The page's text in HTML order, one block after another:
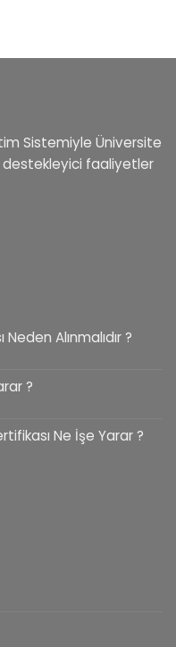
Sistemiyle Üniversite
destekleyici faaliyetler
Alınmalıdır ?
?
Ne İşe Yarar ?